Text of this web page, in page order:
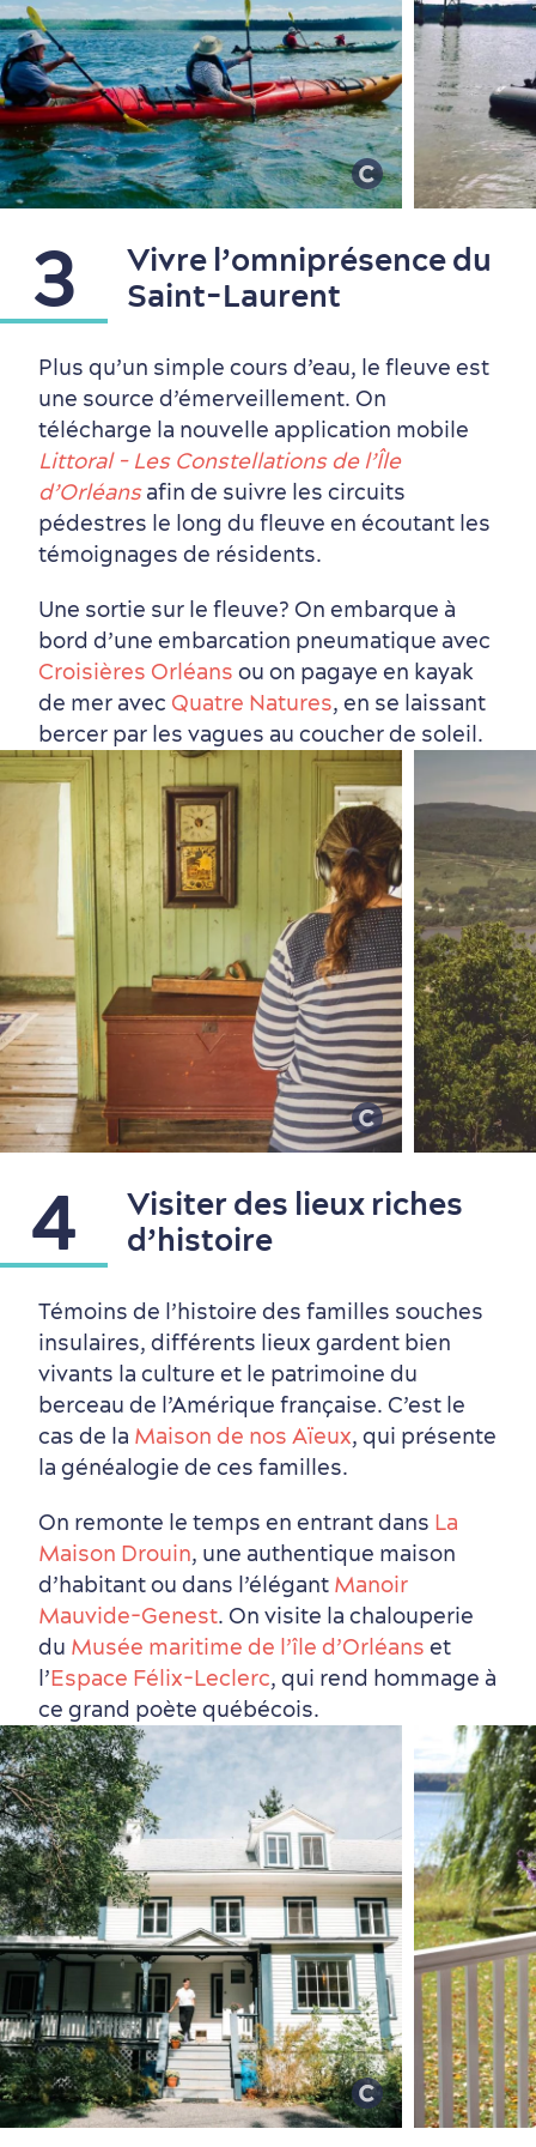
Première visite
Saisons et climat
Histoire vivante
Culture animée
Nature à proximité
Magasinage
au petit-déjeuner
écoresponsable
Croisières internationales
3
Vivre l’omniprésence du
Saint-Laurent
Plus qu’un simple cours d’eau, le fleuve est
une source d’émerveillement. On
télécharge la nouvelle application mobile
Littoral - Les Constellations de l’Île
d’Orléansafin de suivre les circuits
pédestres le long du fleuve en écoutant les
témoignages de résidents.
Une sortie sur le fleuve? On embarque à
bord d’une embarcation pneumatique avec
Croisières Orléans ou on pagaye en kayak
de mer avec Quatre Natures, en se laissant
bercer par les vagues au coucher de soleil.
4
Visiter des lieux riches
d’histoire
Témoins de l’histoire des familles souches
insulaires, différents lieux gardent bien
vivants la culture et le patrimoine du
berceau de l’Amérique française. C’est le
cas de la Maison de nos Aïeux, qui présente
la généalogie de ces familles.
On remonte le temps en entrant dans La
Maison Drouin, une authentique maison
d’habitant ou dans l’élégant Manoir
Mauvide-Genest. On visite la chalouperie
du Musée maritime de l’île d’Orléans et
l’Espace Félix-Leclerc, qui rend hommage à
ce grand poète québécois.